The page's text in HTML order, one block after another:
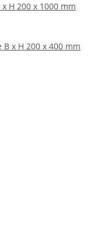
H 200 x 1000 mm